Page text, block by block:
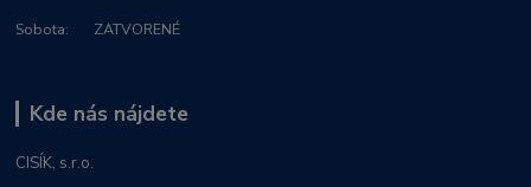
Sobota: ZATVORENÉ
Kde nás nájdete
CISÍK, s.r.o.